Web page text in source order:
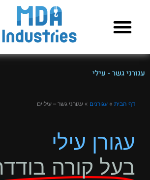
עגורני גשר - עילי
דף הבית » עגורנים » עגורני גשר – עיליים
עגורן עילי
בעל קורה